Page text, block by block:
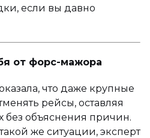
если вы давно
от форс-мажора
что даже крупные
рейсы, оставляя
без объяснения причин.
же ситуации, эксперт